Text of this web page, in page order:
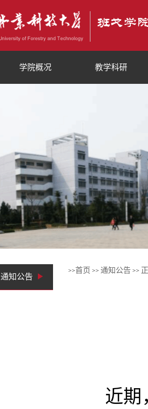
学院概况 教学科研
通知公告
>>首页 >> 通知公告 >>
近期